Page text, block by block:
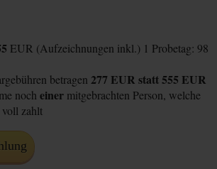
EUR (Aufzeichnungen inkl.) 1 Probetag: 98
betragen 277 EUR statt 555 EUR
noch einer mitgebrachten Person, welche
zahlt